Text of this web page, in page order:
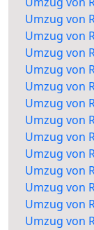
Umzug von
Umzug von
Umzug von
Umzug von
Umzug von
Umzug von
Umzug von
Umzug von
Umzug von
Umzug von
Umzug von
Umzug von
Umzug von